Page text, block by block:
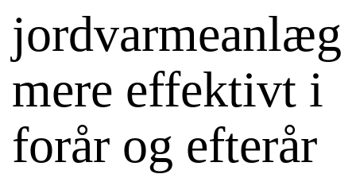
jordvarmeanlæg
mere effektivt i
forår og efterår